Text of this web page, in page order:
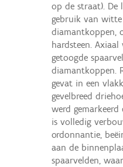
op de straat). De
gebruik van witte
diamantkoppen,
hardsteen.
getoogde
diamantkoppen.
gevat in een
gevelbreed
werd
is volledig
ordonnantie,
aan de
spaarvelden,